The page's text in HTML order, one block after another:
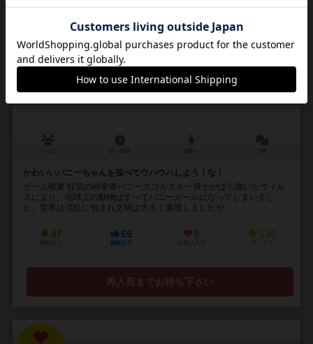
No. 16
スーパーバニーカンパニー
SUPER BUNNY COMPANY
かわいいバニーちゃんを並べてウハウハしよう！な！
ゲーム概要 狂気の科学者バニースコルスキー博士がばら撒いたウィル
スにより、地球上の動物はすべてバニーガールになってしまいまし
た。世界は混乱に包まれ文明は大きく衰退しましたが...
47
興味あり
65
経験あり
9
お気に入り
116
持ってる
再入荷までお待ち下さい